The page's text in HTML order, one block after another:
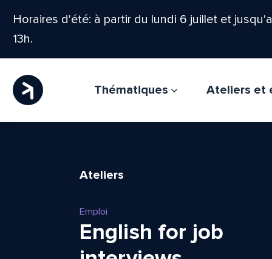
Horaires d'été: à partir du lundi 6 juillet et
13h.
Thématiques Ateliers et
Ateliers
Emploi
English for job